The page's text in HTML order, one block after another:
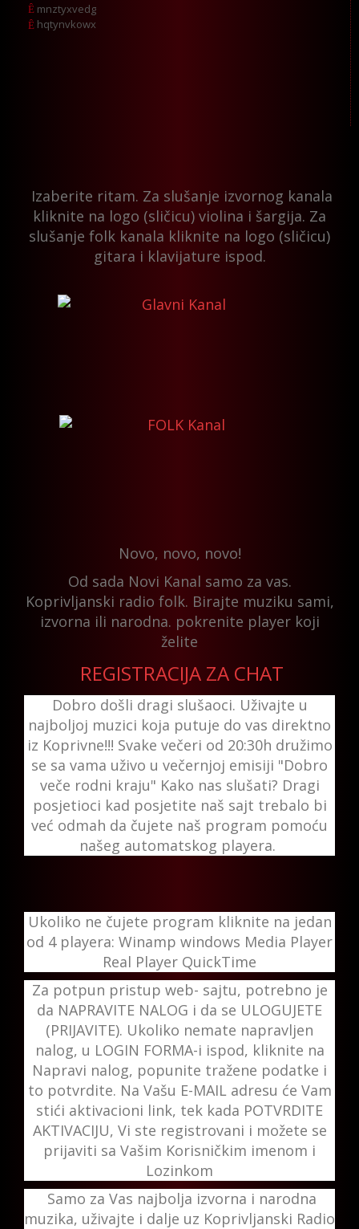
mnztyxvedg
hqtynvkowx
Izaberite ritam. Za slušanje izvornog kanala
kliknite na logo (sličicu) violina i šargija. Za
slušanje folk kanala kliknite na logo (sličicu)
gitara i klavijature ispod.
Novo, novo, novo!
Od sada Novi Kanal samo za vas.
Koprivljanski radio folk. Birajte muziku sami,
izvorna ili narodna. pokrenite player koji
želite
REGISTRACIJA ZA CHAT
Dobro došli dragi slušaoci. Uživajte u
najboljoj muzici koja putuje do vas direktno
iz Koprivne!!! Svake večeri od 20:30h družimo
se sa vama uživo u večernjoj emisiji "Dobro
veče rodni kraju" Kako nas slušati? Dragi
posjetioci kad posjetite naš sajt trebalo bi
već odmah da čujete naš program pomoću
našeg automatskog playera.
Ukoliko ne čujete program kliknite na jedan
od 4 playera: Winamp windows Media Player
Real Player QuickTime
Za potpun pristup web- sajtu, potrebno je
da NAPRAVITE NALOG i da se ULOGUJETE
(PRIJAVITE). Ukoliko nemate napravljen
nalog, u LOGIN FORMA-i ispod, kliknite na
Napravi nalog, popunite tražene podatke i
to potvrdite. Na Vašu E-MAIL adresu će Vam
stići aktivacioni link, tek kada POTVRDITE
AKTIVACIJU, Vi ste registrovani i možete se
prijaviti sa Vašim Korisničkim imenom i
Lozinkom
Samo za Vas najbolja izvorna i narodna
muzika, uživajte i dalje uz Koprivljanski Radio